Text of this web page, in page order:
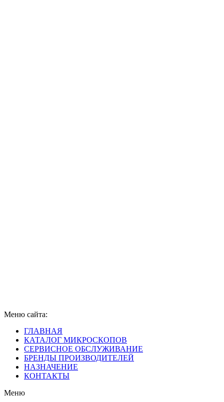
Меню сайта:
ГЛАВНАЯ
КАТАЛОГ МИКРОСКОПОВ
СЕРВИСНОЕ ОБСЛУЖИВАНИЕ
БРЕНДЫ ПРОИЗВОДИТЕЛЕЙ
НАЗНАЧЕНИЕ
КОНТАКТЫ
Меню